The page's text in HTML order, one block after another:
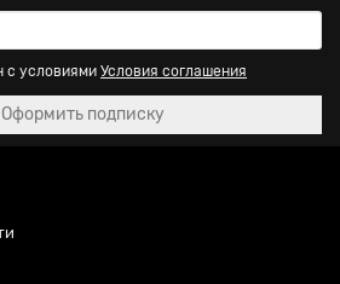
с условиями Условия соглашения
Оформить подписку